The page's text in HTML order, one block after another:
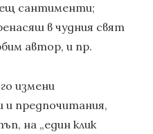
сантименти;
в чудния свят
автор, и пр.
измени
и предпочитания,
на „един клик